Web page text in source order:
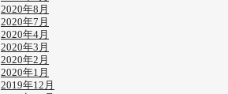
2020年8月
2020年7月
2020年4月
2020年3月
2020年2月
2020年1月
2019年12月